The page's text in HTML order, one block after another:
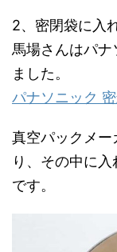
2、密閉袋に入
馬場さんはパ
ました。
パナソニック
真空パックメ
り、その中に
です。